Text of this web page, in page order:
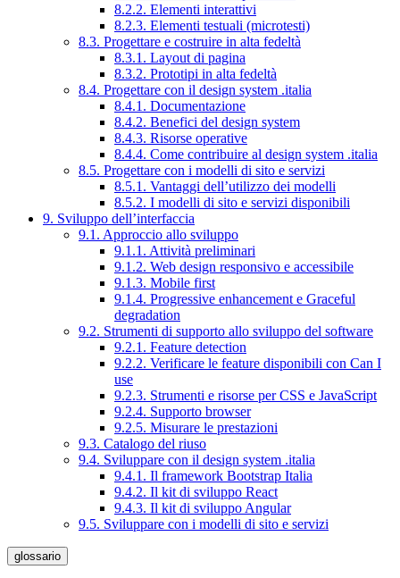
8.2.2. Elementi interattivi
8.2.3. Elementi testuali (microtesti)
8.3. Progettare e costruire in alta fedeltà
8.3.1. Layout di pagina
8.3.2. Prototipi in alta fedeltà
8.4. Progettare con il design system .italia
8.4.1. Documentazione
8.4.2. Benefici del design system
8.4.3. Risorse operative
8.4.4. Come contribuire al design system .italia
8.5. Progettare con i modelli di sito e servizi
8.5.1. Vantaggi dell’utilizzo dei modelli
8.5.2. I modelli di sito e servizi disponibili
9. Sviluppo dell’interfaccia
9.1. Approccio allo sviluppo
9.1.1. Attività preliminari
9.1.2. Web design responsivo e accessibile
9.1.3. Mobile first
9.1.4. Progressive enhancement e Graceful
degradation
9.2. Strumenti di supporto allo sviluppo del software
9.2.1. Feature detection
9.2.2. Verificare le feature disponibili con Can I
use
9.2.3. Strumenti e risorse per CSS e JavaScript
9.2.4. Supporto browser
9.2.5. Misurare le prestazioni
9.3. Catalogo del riuso
9.4. Sviluppare con il design system .italia
9.4.1. Il framework Bootstrap Italia
9.4.2. Il kit di sviluppo React
9.4.3. Il kit di sviluppo Angular
9.5. Sviluppare con i modelli di sito e servizi
glossario